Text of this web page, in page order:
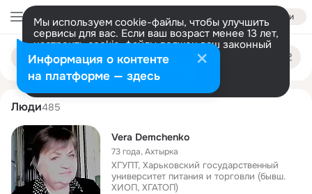
Войти
Мы используем cookie-файлы, чтобы улучшить
сервисы для вас. Если ваш возраст менее 13 лет,
настроить cookie-файлы должен ваш законный
представитель. Больше информации
Разрешить все Настроить
Поиск
людям
vera demchenko
Люди485
Vera Demchenko
73 года,Ахтырка
ХГУПТ, Харьковский государственный
университет питания и торговли (бывш.
ХИОП, ХГАТОП)
Информация о контенте
на платформе — здесь